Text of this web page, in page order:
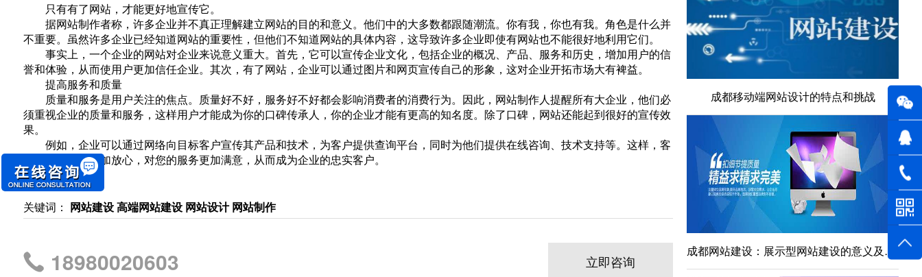
只有有了网站，才能更好地宣传它。
据网站制作者称，许多企业并不真正理解建立网站的目的和意义。他们中的大多数都跟随潮流。你有我，你也有我。角色是什么并
不重要。虽然许多企业已经知道网站的重要性，但他们不知道网站的具体内容，这导致许多企业即使有网站也不能很好地利用它们。
事实上，一个企业的网站对企业来说意义重大。首先，它可以宣传企业文化，包括企业的概况、产品、服务和历史，增加用户的信
誉和体验，从而使用户更加信任企业。其次，有了网站，企业可以通过图片和网页宣传自己的形象，这对企业开拓市场大有裨益。
提高服务和质量
质量和服务是用户关注的焦点。质量好不好，服务好不好都会影响消费者的消费行为。因此，网站制作人提醒所有大企业，他们必
须重视企业的质量和服务，这样用户才能成为你的口碑传承人，你的企业才能有更高的知名度。除了口碑，网站还能起到很好的宣传效
果。
例如，企业可以通过网络向目标客户宣传其产品和技术，为客户提供查询平台，同时为他们提供在线咨询、技术支持等。这样，客
户一定会感到更加放心，对您的服务更加满意，从而成为企业的忠实客户。
关键词： 网站建设 高端网站建设 网站设计 网站制作
18980020603 立即咨询
成都移动端网站设计的特点和挑战
成都网站建设：展示型网站建设的意义及营销型网站建设核心要素